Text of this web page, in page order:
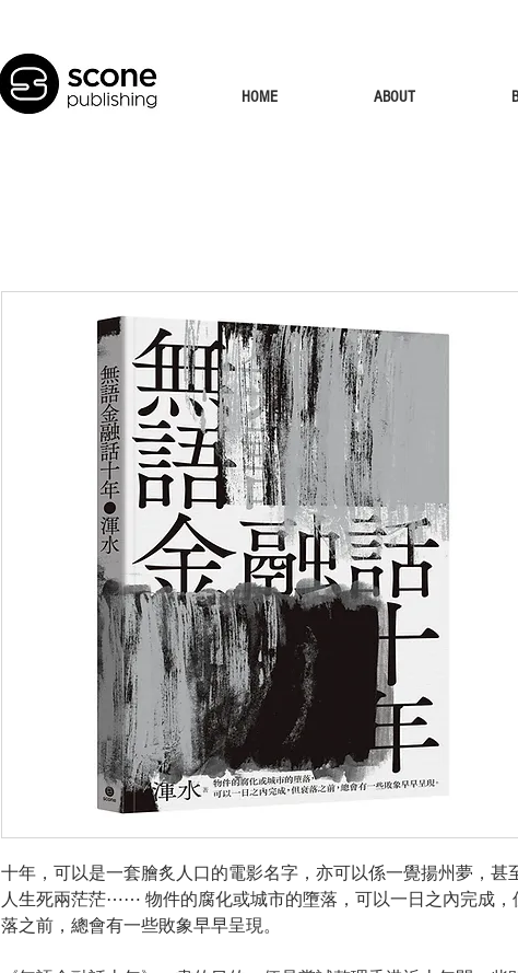
HOME ABOUT
十年，可以是一套膾炙人口的電影名字，亦可以係一覺揚州夢，甚
人生死兩茫茫⋯⋯ 物件的腐化或城市的墮落，可以一日之內完成，
落之前，總會有一些敗象早早呈現。